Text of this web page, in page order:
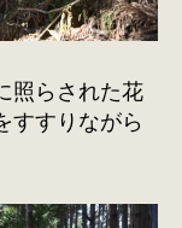
照らされた花
すすりながら